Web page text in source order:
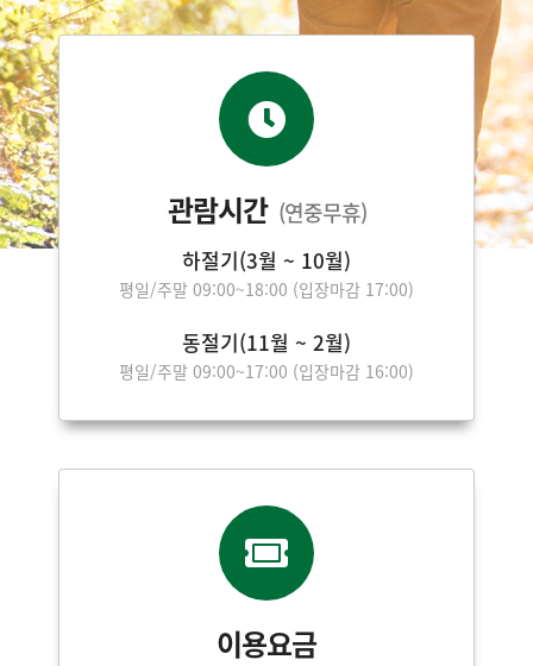
관람시간 (연중무휴)
하절기(3월 ~ 10월)
평일/주말 09:00~18:00 (입장마감 17:00)
동절기(11월 ~ 2월)
평일/주말 09:00~17:00 (입장마감 16:00)
이용요금